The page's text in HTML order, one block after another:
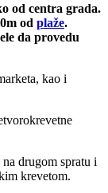
od centra grada.
od plaže.
da provedu
kao i
drugom spratu i
krevetom.